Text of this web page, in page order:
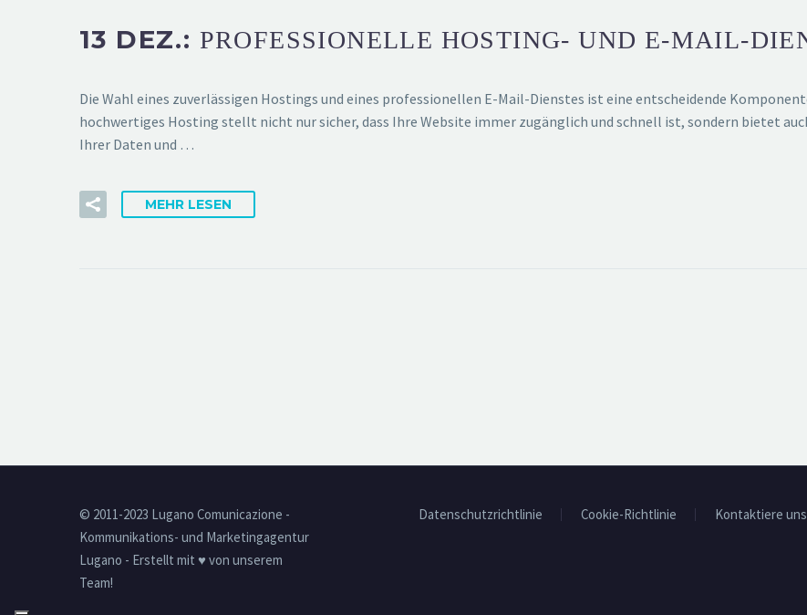
13 DEZ.: PROFESSIONELLE HOSTING- UND E-MAIL-
Die Wahl eines zuverlässigen Hostings und eines professionellen E-Mail-Dienstes ist eine entscheidende
hochwertiges Hosting stellt nicht nur sicher, dass Ihre Website immer zugänglich und schnell ist, sondern bietet
Ihrer Daten und …
MEHR LESEN
Datenschutzrichtlinie Cookie-Richtlinie Kontaktiere uns
© 2011-2023 Lugano Comunicazione -
Kommunikations- und Marketingagentur
Lugano - Erstellt mit ♥ von unserem
Team!